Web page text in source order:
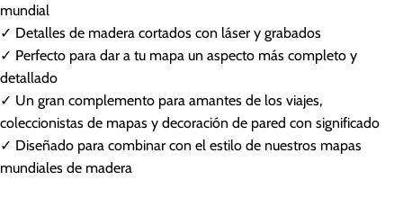
mundial
✓ Detalles de madera cortados con láser y grabados
✓ Perfecto para dar a tu mapa un aspecto más completo y
detallado
✓ Un gran complemento para amantes de los viajes,
coleccionistas de mapas y decoración de pared con significado
✓ Diseñado para combinar con el estilo de nuestros mapas
mundiales de madera